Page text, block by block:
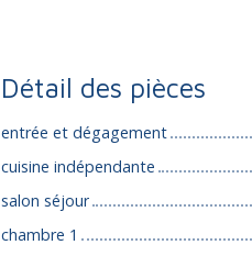
Détail des pièces
entrée et dégagement
cuisine indépendante
salon séjour
chambre 1